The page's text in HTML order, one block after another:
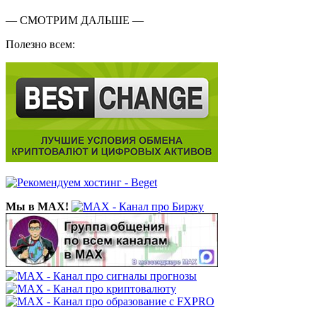
— СМОТРИМ ДАЛЬШЕ —
Полезно всем:
Мы в MAX!